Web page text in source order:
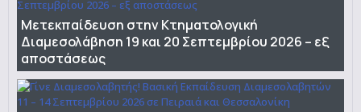
Μετεκπαίδευση στην Κτηματολογική
Διαμεσολάβηση 19 και 20 Σεπτεμβρίου 2026 – εξ
αποστάσεως